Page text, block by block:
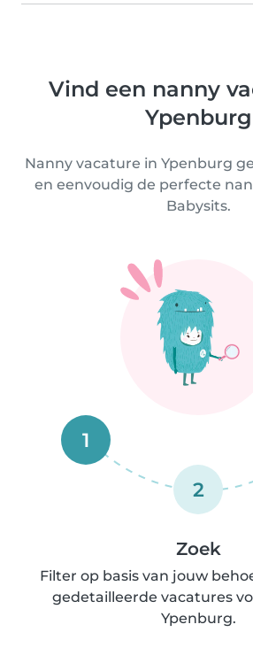
Vind een nanny
Ypenburg
Nanny vacature in Ypenburg
en eenvoudig de perfecte
Babysits.
1
2
Zoek
Filter op basis van jouw
gedetailleerde vacatures
Ypenburg.